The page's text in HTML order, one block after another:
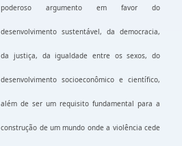
poderoso argumento em favor do
desenvolvimento sustentável, da democracia,
da justiça, da igualdade entre os sexos, do
desenvolvimento socioeconômico e científico,
além de ser um requisito fundamental para a
construção de um mundo onde a violência cede